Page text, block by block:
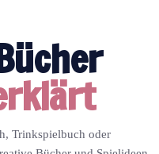
Trinkspielbuch oder